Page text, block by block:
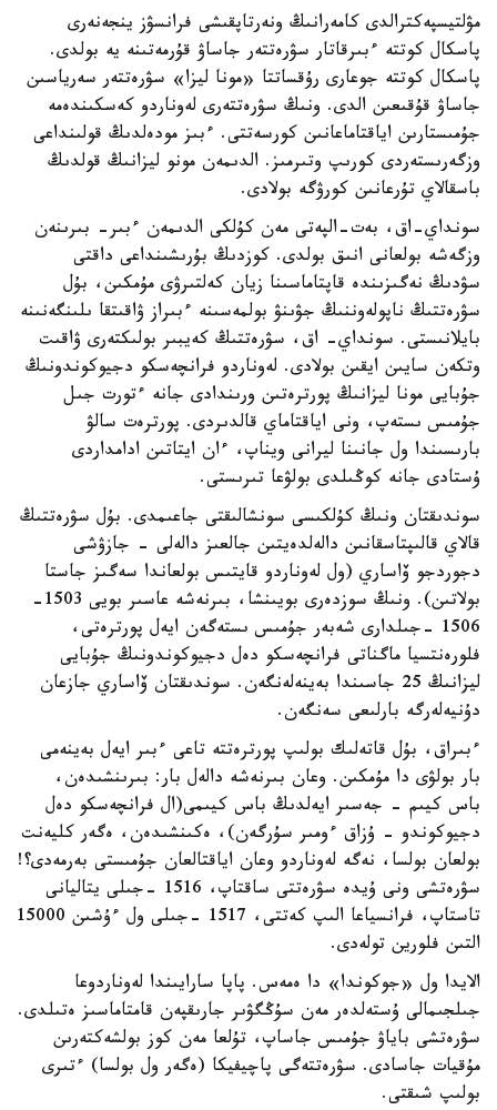
مۋلتيسپەكترالدى كامەرانىڭ ونەرتاپقىشى فرانسۋز ينجەنەرى
پاسكال كوتتە ءبىرقاتار سۋرەتتەر جاساۋ قۇرمەتىنە يە بولدى.
پاسكال كوتتە جوعارى رۇقساتتا «مونا ليزا» سۋرەتتەر سەرياسىن
جاساۋ قۇقىعىن الدى. ونىڭ سۋرەتتەرى لەوناردو كەسكىندەمە
جۇمىستارىن اياقتاماعانىن كورسەتتى. ءبىز مودەلدىڭ قولىنداعى
وزگەرىستەردى كورىپ وتىرمىز. الدىمەن مونو ليزانىڭ قولدىڭ
باسقالاي تۇرعانىن كورۋگە بولادى.
سونداي-اق، بەت-الپەتى مەن كۇلكى الدىمەن ءبىر- بىرىنەن
وزگەشە بولعانى انىق بولدى. كوزدىڭ بۇرىشىنداعى داقتى
سۋدىڭ نەگىزىندە قاپتاماسىنا زيان كەلتىرۋى مۇمكىن، بۇل
سۋرەتتىڭ ناپولەوننىڭ جۋىنۋ بولمەسىنە ءبىراز ۋاقىتقا ىلىنگەنىنە
بايلانىستى. سونداي- اق، سۋرەتتىڭ كەيبىر بولىكتەرى ۋاقىت
وتكەن سايىن ايقىن بولادى. لەوناردو فرانچەسكو دجيوكوندونىڭ
جۇبايى مونا ليزانىڭ پورترەتىن ورىندادى جانە ءتورت جىل
جۇمىس ىستەپ، ونى اياقتاماي قالدىردى. پورترەت سالۋ
بارىسىندا ول جانىنا ليرانى ويناپ، ءان ايتاتىن ادامداردى
ۇستادى جانە كوڭىلدى بولۋعا تىرىستى.
سوندىقتان ونىڭ كۇلكىسى سونشالىقتى جاعىمدى. بۇل سۋرەتتىڭ
قالاي قالىپتاسقانىن دالەلدەيتىن جالعىز دالەلى - جازۋشى
دجوردجو ۆاساري (ول لەوناردو قايتىس بولعاندا سەگىز جاستا
بولاتىن). ونىڭ سوزدەرى بويىنشا، بىرنەشە عاسىر بويى 1503-
1506 -جىلدارى شەبەر جۇمىس ىستەگەن ايەل پورترەتى،
فلورەنتسيا ماگناتى فرانچەسكو دەل دجيوكوندونىڭ جۇبايى
ليزانىڭ 25 جاسىندا بەينەلەنگەن. سوندىقتان ۆاساري جازعان
دۇنيەلەرگە بارلىعى سەنگەن.
ءبىراق، بۇل قاتەلىك بولىپ پورترەتتە تاعى ءبىر ايەل بەينەمى
بار بولۋى دا مۇمكىن. وعان بىرنەشە دالەل بار: بىرىنشىدەن،
باس كيىم - جەسىر ايەلدىڭ باس كيىمى(ال فرانچەسكو دەل
دجيوكوندو - ۇزاق ءومىر سۇرگەن)، ەكىنشىدەن، ەگەر كليەنت
بولعان بولسا، نەگە لەوناردو وعان اياقتالعان جۇمىستى بەرمەدى؟!
سۋرەتشى ونى ۇيدە سۋرەتتى ساقتاپ، 1516 -جىلى يتاليانى
تاستاپ، فرانسياعا الىپ كەتتى، 1517 -جىلى ول ءۇشىن 15000
التىن فلورين تولەدى.
الايدا ول «جوكوندا» دا ەمەس. پاپا سارايىندا لەوناردوعا
جىلجىمالى ۇستەلدەر مەن سۇڭگۋىر جارىقپەن قامتاماسىز ەتىلدى.
سۋرەتشى باياۋ جۇمىس جاساپ، تۇلعا مەن كوز بولشەكتەرىن
مۇقيات جاسادى. سۋرەتتەگى پاچيفيكا (ەگەر ول بولسا) ءتىرى
بولىپ شىقتى.